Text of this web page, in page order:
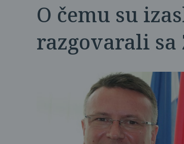
O čemu su
razgovarali sa